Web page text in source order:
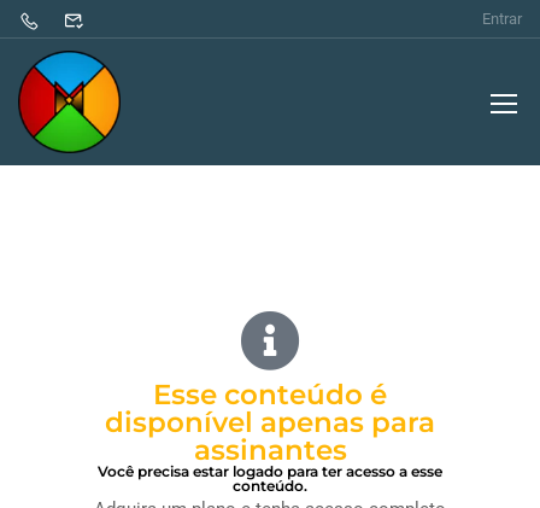
Entrar
Esse conteúdo é
disponível apenas para
assinantes
Você precisa estar logado para ter acesso a esse
conteúdo.